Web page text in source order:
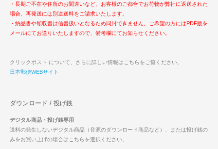
・長期ご不在や住所のお間違いなど、お客様のご都合でお荷物が弊社に返送された
場合、再発送には別途送料をご請求いたします。
・納品書や領収書は信書扱いとなるため同封できません。ご希望の方にはPDF版を
メールにてお送りいたしますので、備考欄にてお知らせください。
クリックポスト について、さらに詳しい情報はこちらをご覧ください。
日本郵便WEBサイト
ダウンロード / 投げ銭
デジタル商品・投げ銭専用
送料の発生しないデジタル商品（音源のダウンロード商品など）、または投げ銭の
みをお買い上げの場合はこちらを選択ください。